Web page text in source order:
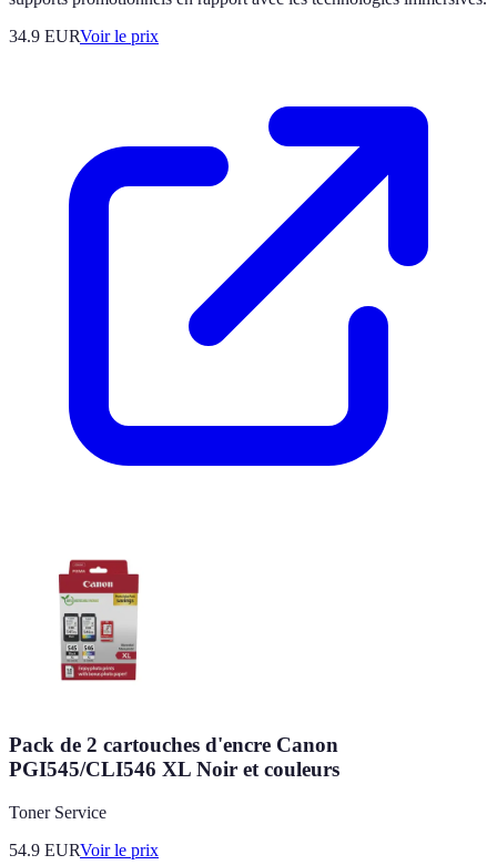
34.9 EURVoir le prix
Pack de 2 cartouches d'encre Canon
PGI545/CLI546 XL Noir et couleurs
Toner Service
54.9 EURVoir le prix